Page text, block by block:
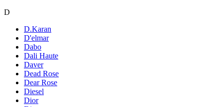
D
D.Karan
D'elmar
Dabo
Dali Haute
Daver
Dead Rose
Dear Rose
Diesel
Dior